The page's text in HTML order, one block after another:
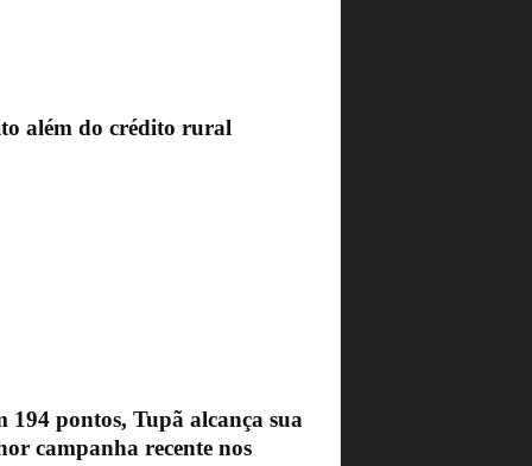
além do crédito rural
194 pontos, Tupã alcança sua
campanha recente nos